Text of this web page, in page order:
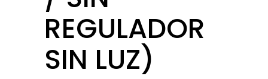
REGULADOR
SIN LUZ)